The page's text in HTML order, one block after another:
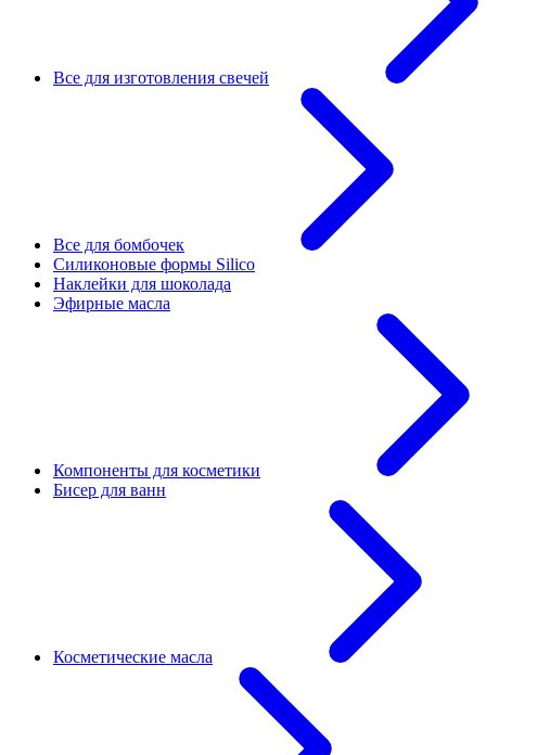
Все для изготовления свечей
Все для бомбочек
Силиконовые формы Silico
Наклейки для шоколада
Эфирные масла
Компоненты для косметики
Бисер для ванн
Косметические масла